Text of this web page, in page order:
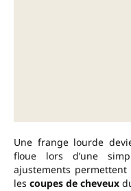
Une frange lourde
floue lors d’une
ajustements permettent
les coupes de cheveux